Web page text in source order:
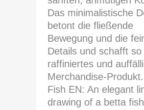
Das minimalistische
betont die fließende
Bewegung und die
Details und schafft so
raffiniertes und
Merchandise-
Fish EN: An elegant
drawing of a betta